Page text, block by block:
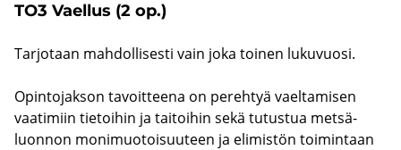
TO3 Vael­lus (2 op.)
Tar­jo­taan mah­dol­li­ses­ti vain joka toi­nen lu­ku­vuo­si.
Opin­to­jak­son ta­voit­tee­na on pe­reh­tyä vael­ta­mi­sen
vaa­ti­miin tie­toi­hin ja tai­toi­hin sekä tu­tus­tua met­sä­
luon­non mo­ni­muo­toi­suu­teen ja eli­mis­tön toi­min­taan